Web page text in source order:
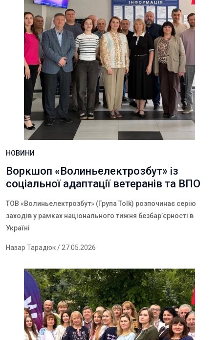
НОВИНИ
Воркшоп «Волиньелектрозбут» із
соціальної адаптації ветеранів та ВПО
ТОВ «Волиньелектрозбут» (Група Tolk) розпочинає серію
заходів у рамках національного тижня безбар’єрності в
Україні
Назар Тарадюк/ 27.05.2026